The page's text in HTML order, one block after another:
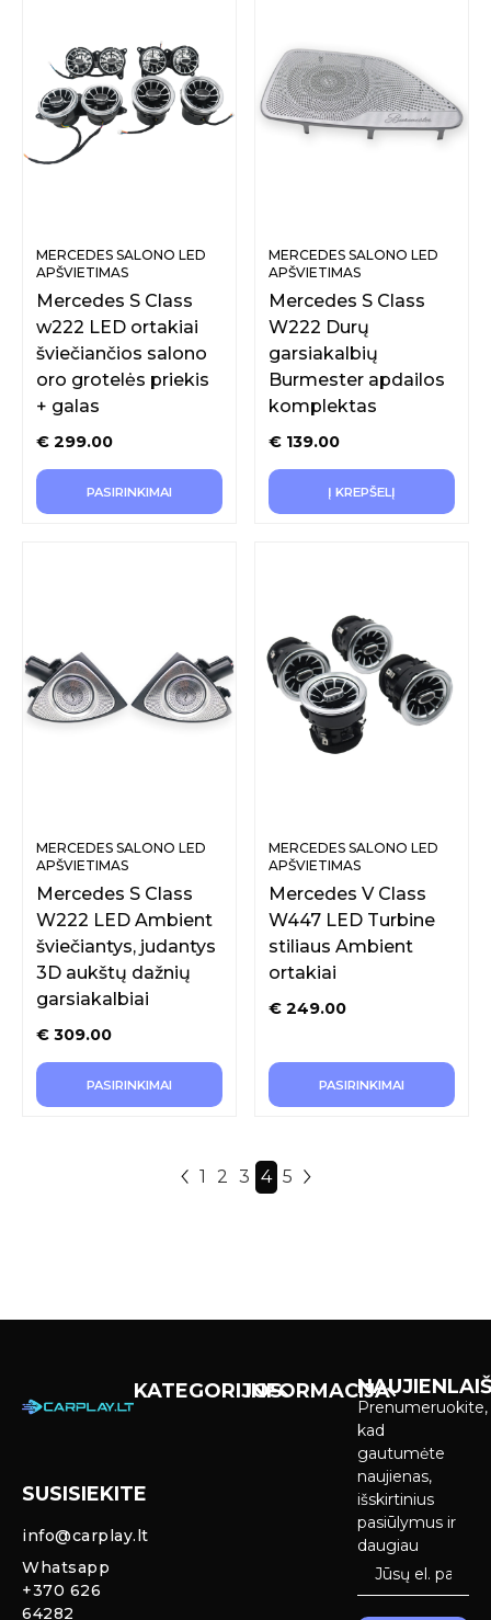
MERCEDES SALONO LED
APŠVIETIMAS
Mercedes S Class
w222 LED ortakiai
šviečiančios salono
oro grotelės priekis
+ galas
€ 299.00
PASIRINKIMAI
MERCEDES SALONO LED
APŠVIETIMAS
Mercedes S Class
W222 Durų
garsiakalbių
Burmester apdailos
komplektas
€ 139.00
Į KREPŠELĮ
MERCEDES SALONO LED
APŠVIETIMAS
Mercedes S Class
W222 LED Ambient
šviečiantys, judantys
3D aukštų dažnių
garsiakalbiai
€ 309.00
PASIRINKIMAI
MERCEDES SALONO LED
APŠVIETIMAS
Mercedes V Class
W447 LED Turbine
stiliaus Ambient
ortakiai
€ 249.00
PASIRINKIMAI
1 2 3 4 5
SUSISIEKITE
info@carplay.lt
Whatsapp
+370 626
64282
KATEGORIJOS
galinio vaizdo
INFORMACIJA
Prenumeruokite,
kad
gautumėte
naujienas,
išskirtinius
pasiūlymus ir
daugiau